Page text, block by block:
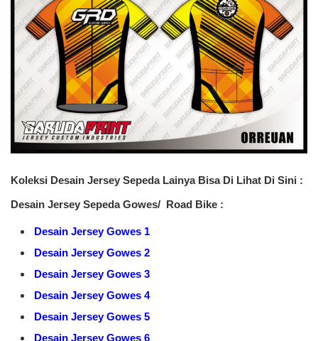
Koleksi Desain Jersey Sepeda Lainya Bisa Di Lihat Di Sini :
Desain Jersey Sepeda Gowes/ Road Bike :
Desain Jersey Gowes 1
Desain Jersey Gowes 2
Desain Jersey Gowes 3
Desain Jersey Gowes 4
Desain Jersey Gowes 5
Desain Jersey Gowes 6